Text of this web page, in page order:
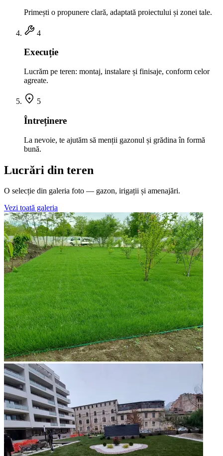
Primești o propunere clară, adaptată proiectului și zonei tale.
4
Execuție
Lucrăm pe teren: montaj, instalare și finisaje, conform celor
agreate.
5
Întreținere
La nevoie, te ajutăm să menții gazonul și grădina în formă
bună.
Lucrări din teren
O selecție din galeria foto — gazon, irigații și amenajări.
Vezi toată galeria